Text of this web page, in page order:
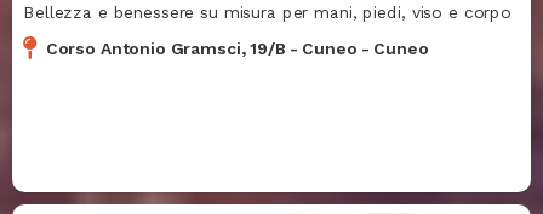
Bellezza e benessere su misura per mani, piedi, viso e corpo
Corso Antonio Gramsci, 19/B - Cuneo - Cuneo